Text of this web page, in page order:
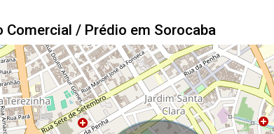
Comercial / Prédio em Sorocaba